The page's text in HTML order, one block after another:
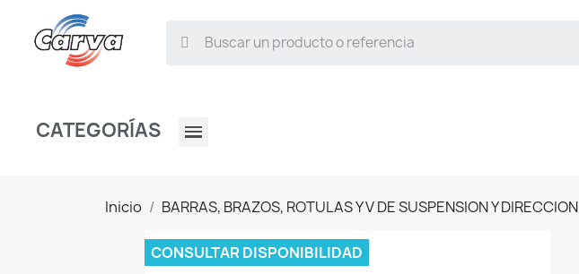
CATEGORÍAS
Inicio BARRAS, BRAZOS, ROTULAS Y V DE SUSPENSION Y DIRECCION
CONSULTAR DISPONIBILIDAD